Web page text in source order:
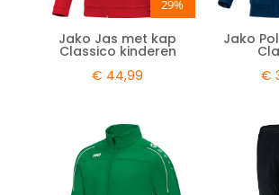
29%
Jako Jas met kap
Classico kinderen
€ 44,99
Jako
€